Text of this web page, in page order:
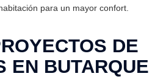
para un mayor confort.
DE
EN BUTARQUE